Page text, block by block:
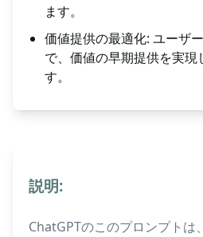
ます。
価値提供の最適化: ユーザ
で、価値の早期提供を実現
す。
説明:
ChatGPTのこのプロンプトは